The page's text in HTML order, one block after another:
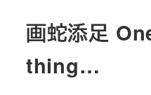
画蛇添足
thing…